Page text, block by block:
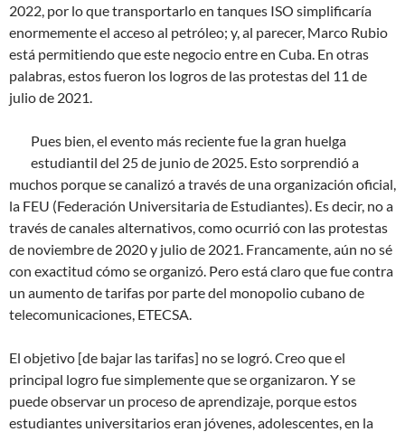
2022, por lo que transportarlo en tanques ISO simplificaría
enormemente el acceso al petróleo; y, al parecer, Marco Rubio
está permitiendo que este negocio entre en Cuba. En otras
palabras, estos fueron los logros de las protestas del 11 de
julio de 2021.
Pues bien, el evento más reciente fue la gran huelga
estudiantil del 25 de junio de 2025. Esto sorprendió a
muchos porque se canalizó a través de una organización oficial,
la FEU (Federación Universitaria de Estudiantes). Es decir, no a
través de canales alternativos, como ocurrió con las protestas
de noviembre de 2020 y julio de 2021. Francamente, aún no sé
con exactitud cómo se organizó. Pero está claro que fue contra
un aumento de tarifas por parte del monopolio cubano de
telecomunicaciones, ETECSA.
El objetivo [de bajar las tarifas] no se logró. Creo que el
principal logro fue simplemente que se organizaron. Y se
puede observar un proceso de aprendizaje, porque estos
estudiantes universitarios eran jóvenes, adolescentes, en la